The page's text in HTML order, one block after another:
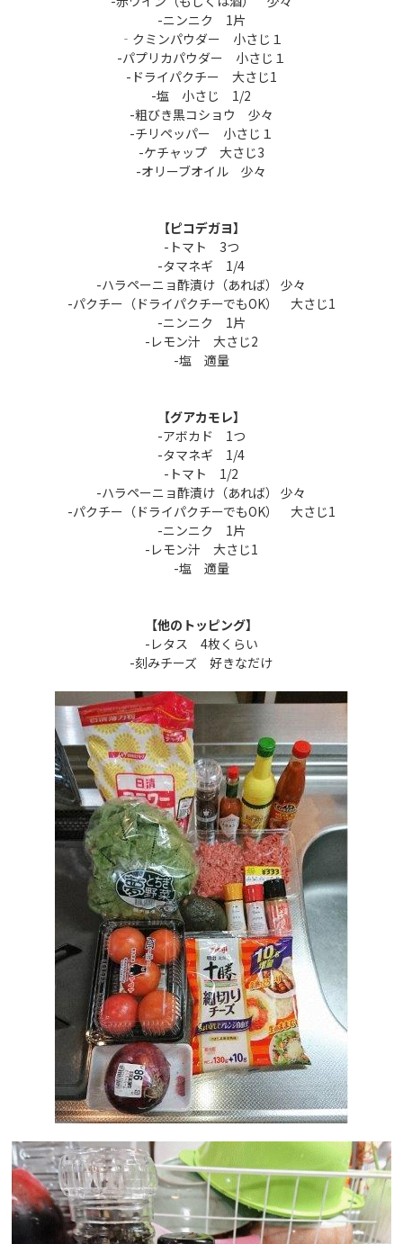
-ニンニク 1片
‐クミンパウダー 小さじ１
-パプリカパウダー 小さじ１
-ドライパクチー 大さじ1
-塩 小さじ 1/2
-粗びき黒コショウ 少々
-チリペッパー 小さじ１
-ケチャップ 大さじ3
-オリーブオイル 少々
【ピコデガヨ】
-トマト 3つ
-タマネギ 1/4
-ハラペーニョ酢漬け（あれば） 少々
-パクチー（ドライパクチーでもOK） 大さじ1
-ニンニク 1片
-レモン汁 大さじ2
-塩 適量
【グアカモレ】
-アボカド 1つ
-タマネギ 1/4
-トマト 1/2
-ハラペーニョ酢漬け（あれば） 少々
-パクチー（ドライパクチーでもOK） 大さじ1
-ニンニク 1片
-レモン汁 大さじ1
-塩 適量
【他のトッピング】
-レタス 4枚くらい
-刻みチーズ 好きなだけ